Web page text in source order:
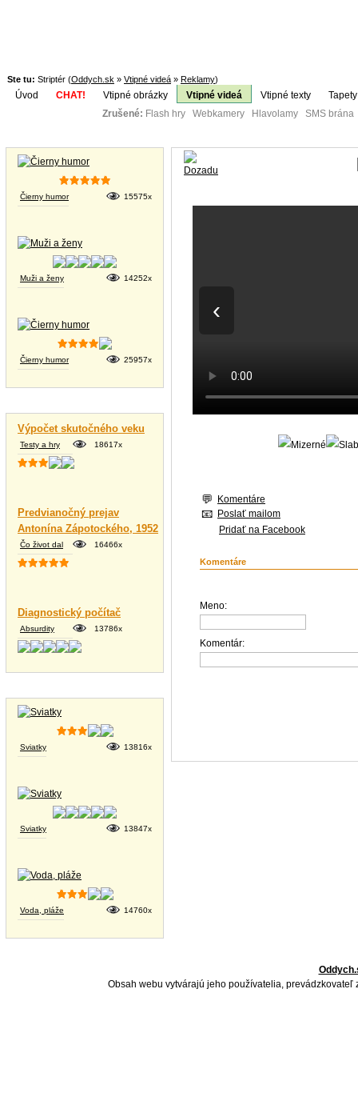
Ste tu: Striptér (Oddych.sk » Vtipné videá » Reklamy)
Úvod CHAT! Vtipné obrázky Vtipné videá Vtipné texty
Zrušené: Flash hry Webkamery Hlavolamy SMS
Čierny humor 15575x
Muži a ženy 14252x
Čierny humor 25957x
Výpočet skutočného veku
Testy a hry 18617x
Predvianočný prejav
Antonína Zápotockého, 1952
Čo život dal 16466x
Diagnostický počítač
Absurdity 13786x
Sviatky 13816x
Sviatky 13847x
Voda, pláže 14760x
‹
Komentáre
Poslať mailom
Pridať na Facebook
Komentáre
Meno:
Komentár:
Obsah webu vytvárajú jeho používatelia,